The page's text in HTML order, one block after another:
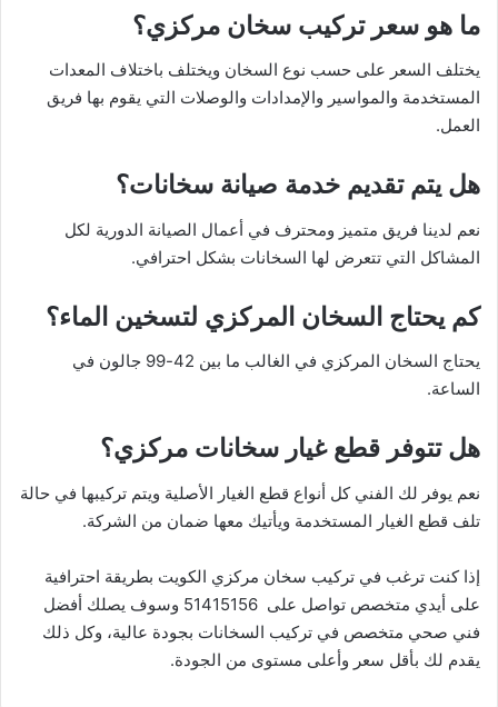
ما هو سعر تركيب سخان مركزي؟
يختلف السعر على حسب نوع السخان ويختلف باختلاف المعدات
المستخدمة والمواسير والإمدادات والوصلات التي يقوم بها فريق
العمل.
هل يتم تقديم خدمة صيانة سخانات؟
نعم لدينا فريق متميز ومحترف في أعمال الصيانة الدورية لكل
المشاكل التي تتعرض لها السخانات بشكل احترافي.
كم يحتاج السخان المركزي لتسخين الماء؟
يحتاج السخان المركزي في الغالب ما بين 42-99 جالون في
الساعة.
هل تتوفر قطع غيار سخانات مركزي؟
نعم يوفر لك الفني كل أنواع قطع الغيار الأصلية ويتم تركيبها في حالة
تلف قطع الغيار المستخدمة ويأتيك معها ضمان من الشركة.
إذا كنت ترغب في تركيب سخان مركزي الكويت بطريقة احترافية
على أيدي متخصص تواصل على 51415156 وسوف يصلك أفضل
فني صحي متخصص في تركيب السخانات بجودة عالية، وكل ذلك
يقدم لك بأقل سعر وأعلى مستوى من الجودة.